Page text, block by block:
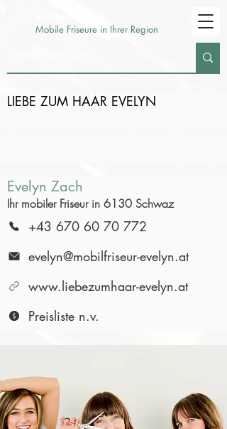
Mobile Friseure in Ihrer Region
LIEBE ZUM HAAR EVELYN
Evelyn Zach
Ihr mobiler Friseur in 6130 Schwaz
+43 670 60 70 772
evelyn@mobilfriseur-evelyn.at
www.liebezumhaar-evelyn.at
Preisliste n.v.